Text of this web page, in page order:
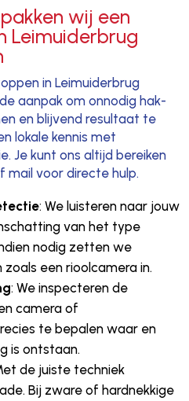
wij een
Leimuiderbrug
in Leimuiderbrug
aanpak om onnodig hak-
en blijvend resultaat te
lokale kennis met
Je kunt ons altijd bereiken
voor directe hulp.
: We luisteren naar jouw
van het type
nodig zetten we
een rioolcamera in.
: We inspecteren de
camera of
te bepalen waar en
is ontstaan.
de juiste techniek
Bij zware of hardnekkige